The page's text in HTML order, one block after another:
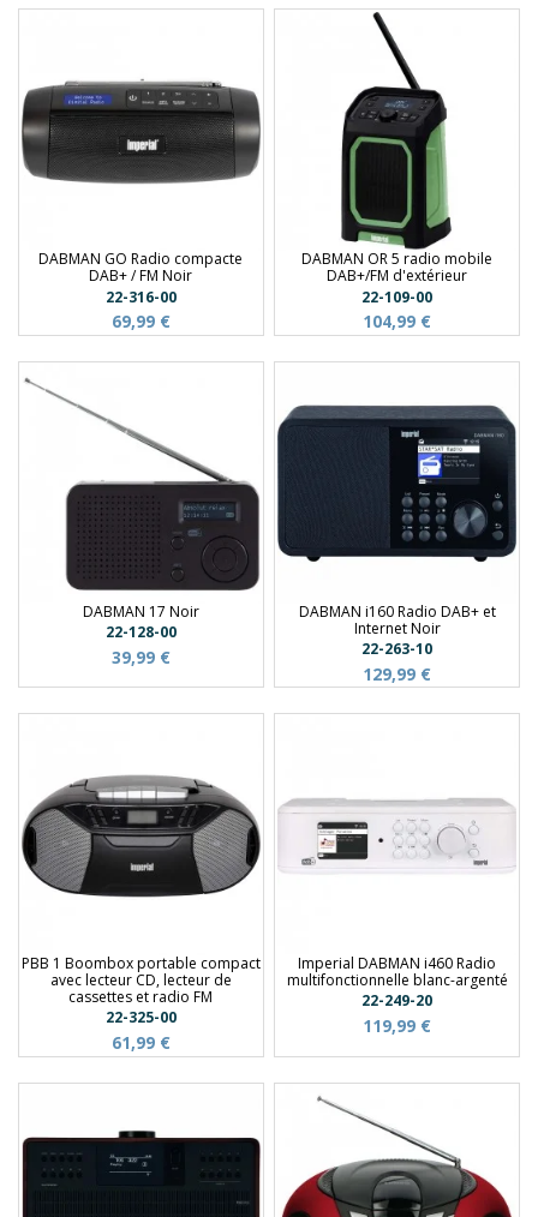
DABMAN GO Radio compacte
DAB+ / FM Noir
22-316-00
69,99 €
DABMAN OR 5 radio mobile
DAB+/FM d'extérieur
22-109-00
104,99 €
DABMAN 17 Noir
22-128-00
39,99 €
DABMAN i160 Radio DAB+ et
Internet Noir
22-263-10
129,99 €
PBB 1 Boombox portable compact
avec lecteur CD, lecteur de
cassettes et radio FM
22-325-00
61,99 €
Imperial DABMAN i460 Radio
multifonctionnelle blanc-argenté
22-249-20
119,99 €